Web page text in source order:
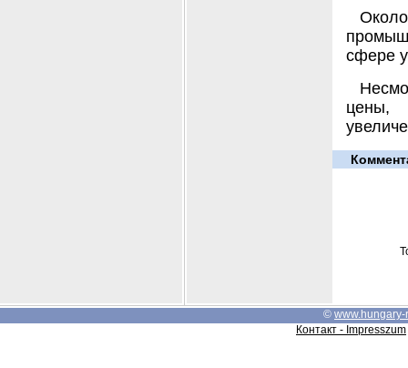
сфере
цены,
© www.hungary-
Контакт - Impresszum